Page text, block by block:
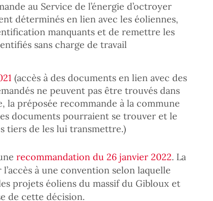
au Service de l’énergie d’octroyer
déterminés en lien avec les éoliennes,
manquants et de remettre les
sans charge de travail
(accès à des documents en lien avec des
ne peuvent pas être trouvés dans
la préposée recommande à la commune
documents pourraient se trouver et le
tiers de les lui transmettre.)
recommandation du 26 janvier 2022. La
à une convention selon laquelle
projets éoliens du massif du Gibloux et
de cette décision.